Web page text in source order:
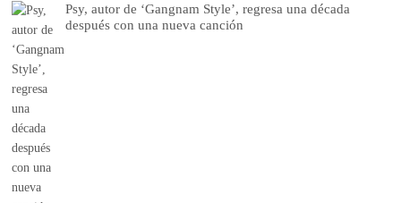
Psy, autor de ‘Gangnam Style’, regresa una década
después con una nueva canción